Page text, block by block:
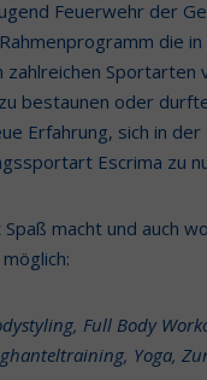
Feuerwehr der
die
zahlreichen
bestaunen oder
Erfahrung, sich in
Escrima zu
macht und auch
Full Body
Yoga,